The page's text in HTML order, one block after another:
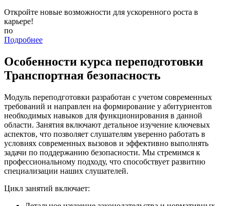
Откройте новые возможности для ускоренного роста в
карьере!
по
Подробнее
Особенности курса переподготовки
Транспортная безопасность
Модуль переподготовки разработан с учетом современных
требований и направлен на формирование у абитуриентов
необходимых навыков для функционирования в данной
области. Занятия включают детальное изучение ключевых
аспектов, что позволяет слушателям уверенно работать в
условиях современных вызовов и эффективно выполнять
задачи по поддержанию безопасности. Мы стремимся к
профессиональному подходу, что способствует развитию
специализации наших слушателей.
Цикл занятий включает: